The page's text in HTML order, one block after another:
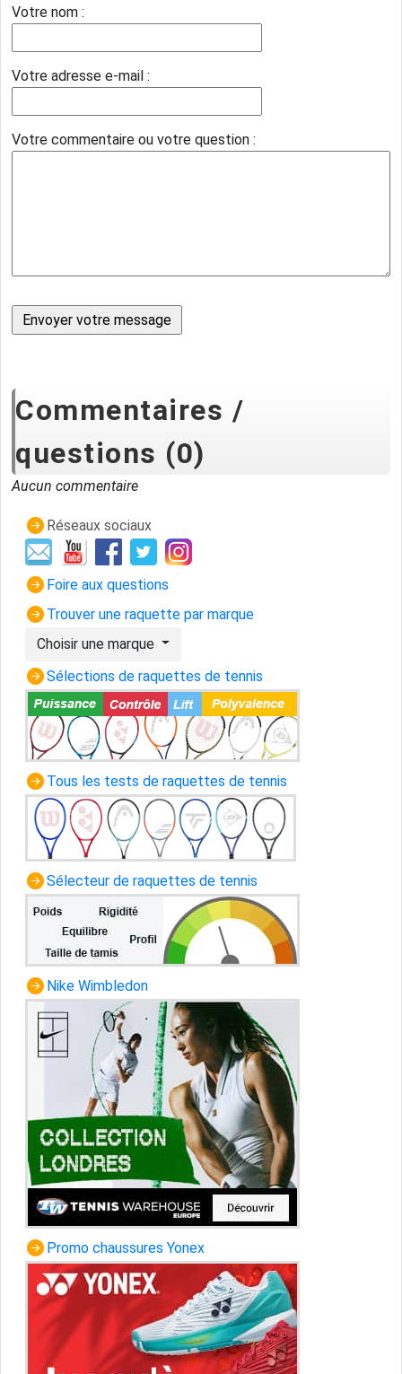
Votre nom :
Votre adresse e-mail :
Votre commentaire ou votre question :
Commentaires /
questions (0)
Aucun commentaire
Réseaux sociaux
Foire aux questions
Trouver une raquette par marque
Choisir une marque
Sélections de raquettes de tennis
Tous les tests de raquettes de tennis
Sélecteur de raquettes de tennis
Nike Wimbledon
Promo chaussures Yonex